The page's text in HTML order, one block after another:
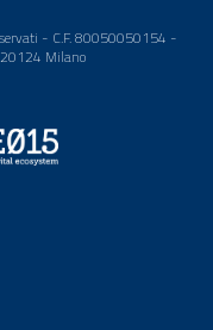
- C.F. 80050050154 -
Milano